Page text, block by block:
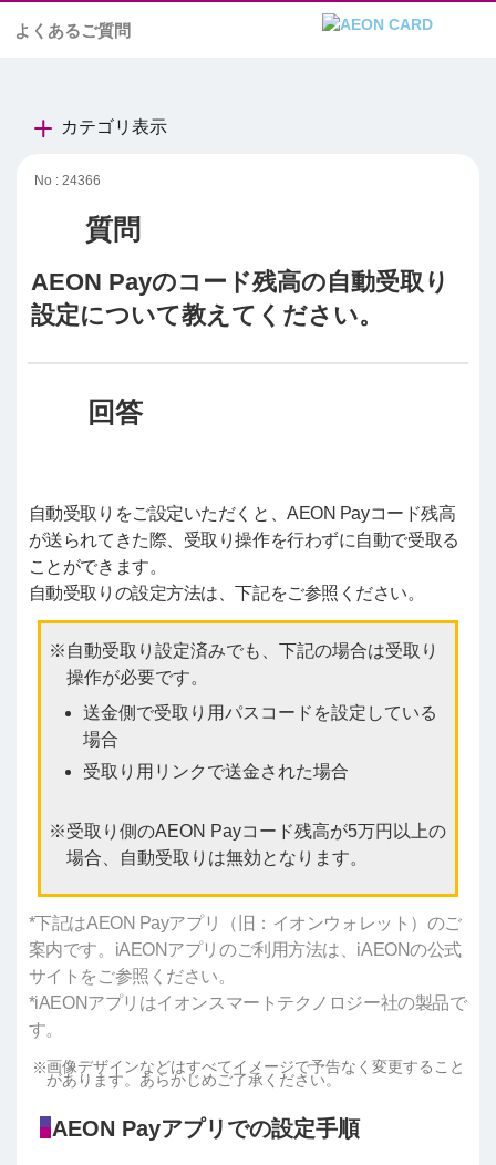
よくあるご質問
カテゴリ表示
No : 24366
AEON Payのコード残高の自動受取り
設定について教えてください。
自動受取りをご設定いただくと、AEON Payコード残高
が送られてきた際、受取り操作を行わずに自動で受取る
ことができます。
自動受取りの設定方法は、下記をご参照ください。
自動受取り設定済みでも、下記の場合は受取り
操作が必要です。
送金側で受取り用パスコードを設定している
場合
受取り用リンクで送金された場合
受取り側のAEON Payコード残高が5万円以上の
場合、自動受取りは無効となります。
*下記はAEON Payアプリ（旧：イオンウォレット）のご
案内です。iAEONアプリのご利用方法は、iAEONの公式
サイトをご参照ください。
*iAEONアプリはイオンスマートテクノロジー社の製品で
す。
画像デザインなどはすべてイメージで予告なく変更すること
があります。あらかじめご了承ください。
AEON Payアプリでの設定手順